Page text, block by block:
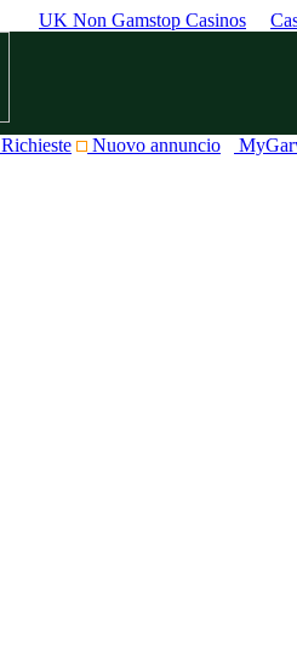
UK Non Gamstop Casinos
Richieste Nuovo annuncio